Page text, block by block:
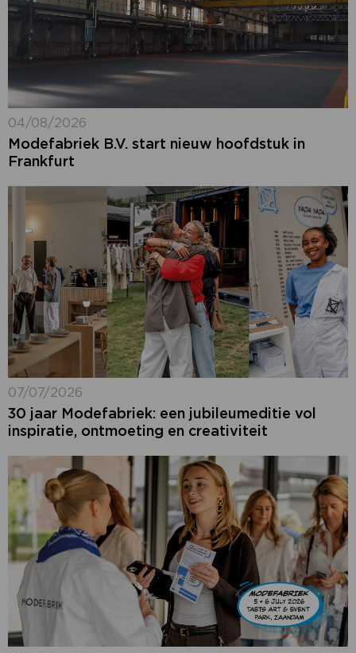
04/08/2026
Modefabriek B.V. start nieuw hoofdstuk in
Frankfurt
07/07/2026
30 jaar Modefabriek: een jubileumeditie vol
inspiratie, ontmoeting en creativiteit